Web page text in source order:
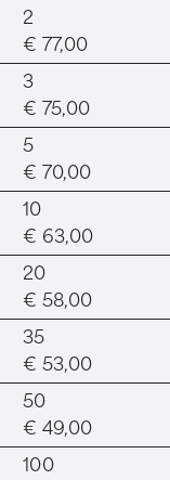
2
€ 77,00
3
€ 75,00
5
€ 70,00
10
€ 63,00
20
€ 58,00
35
€ 53,00
50
€ 49,00
100